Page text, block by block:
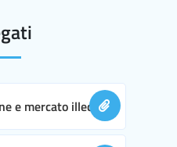
e mercato illecito